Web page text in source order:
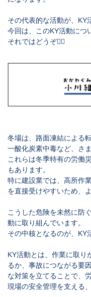
その代表的な活動が、 KY
今回は、このKY活動につ
それではどうぞ💁‍♀️
冬場は、路面凍結による
一酸化炭素中毒など、さ
これらは冬季特有の労働
もあります。
特に建設業では、高所作
を直接受けやすいため、
こうした危険を未然に防
動に取り組んでいます。
その中核となるのが、 KY
KY活動とは、作業に取り
るか、事故につながる要
な対策を立てることで、
現場の安全管理を支える